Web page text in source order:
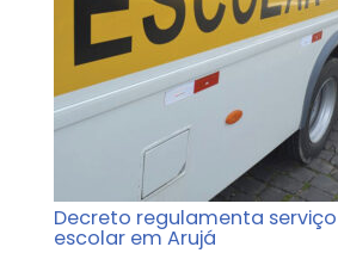
Decreto regulamenta
escolar em Arujá